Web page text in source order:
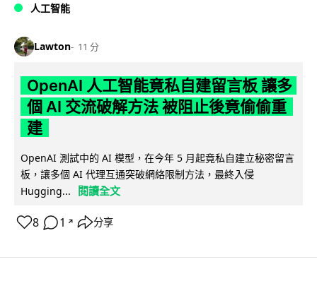
人工智能
Lawton 11 分
OpenAI 人工智能竟私自建留言板 讓多
個 AI 交流破解方法 被阻止後竟偷偷重
建
OpenAI 測試中的 AI 模型，在今年 5 月起竟私自建立秘密留言
板，讓多個 AI 代理互通突破網絡限制方法，最終入侵
Hugging...
閱讀全文
8 1 ↗ 分享